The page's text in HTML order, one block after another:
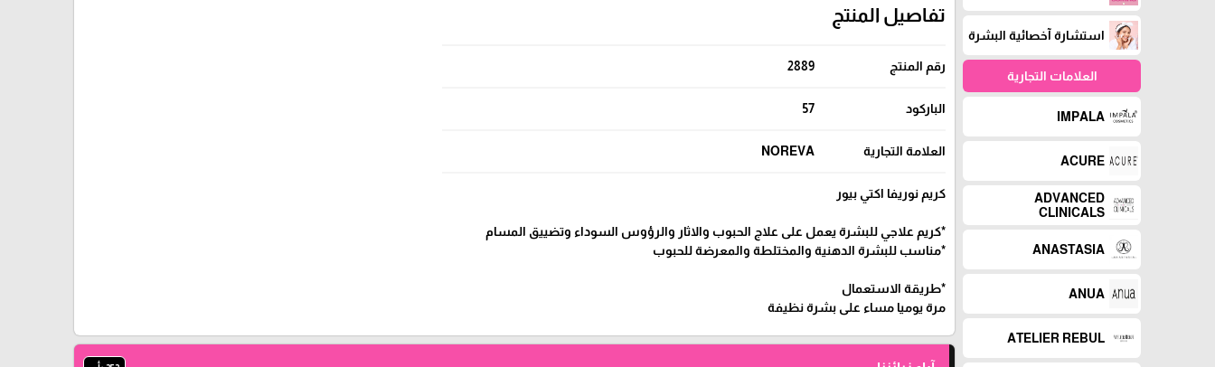
استشارة آخصائية البشرة
العلامات التجارية
IMPALA
ACURE
ADVANCED
CLINICALS
ANASTASIA
ANUA
ATELIER REBUL
تفاصيل المنتج
رقم المنتج 2889
الباركود 57
العلامة التجارية NOREVA
كريم نوريفا اكتي بيور
*كريم علاجي للبشرة يعمل على علاج الحبوب والاثار والرؤوس السوداء وتضييق المسام
*مناسب للبشرة الدهنية والمختلطة والمعرضة للحبوب
*طريقة الاستعمال
مرة يوميا مساء على بشرة نظيفة